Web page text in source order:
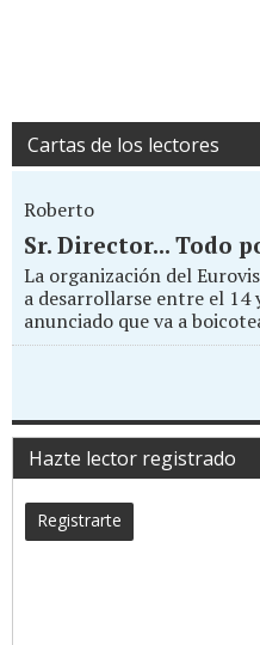
Cartas de los lectores
Roberto
Sr. Director... Todo
La organización del
a desarrollarse entre el 14
anunciado que va a
Hazte lector registrado
Registrarte